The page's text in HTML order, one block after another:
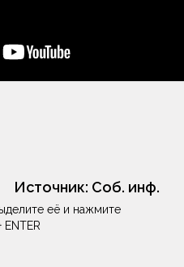
Источник: Соб. инф.
её и нажмите
ENTER